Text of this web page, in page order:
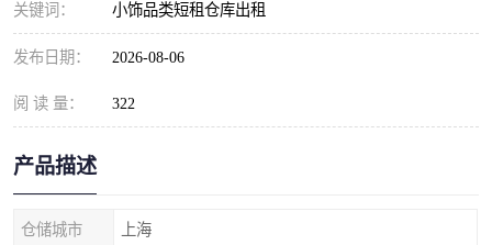
关键词： 小饰品类短租仓库出租
发布日期： 2026-08-06
阅 读 量： 322
产品描述
仓储城市 上海